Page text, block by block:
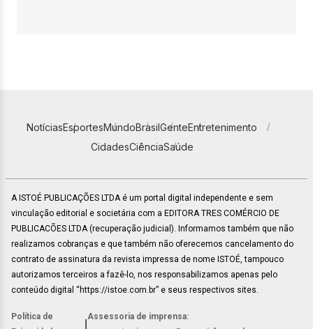
NotíciasEsportesMundoBrasilGenteEntretenimento
CidadesCiênciaSaúde
A ISTOÉ PUBLICAÇÕES LTDA é um portal digital independente e sem
vinculação editorial e societária com a EDITORA TRES COMÉRCIO DE
PUBLICACÕES LTDA (recuperação judicial). Informamos também que não
realizamos cobranças e que também não oferecemos cancelamento do
contrato de assinatura da revista impressa de nome ISTOÉ, tampouco
autorizamos terceiros a fazê-lo, nos responsabilizamos apenas pelo
conteúdo digital “https://istoe.com.br” e seus respectivos sites.
Política de
Assessoria de imprensa: